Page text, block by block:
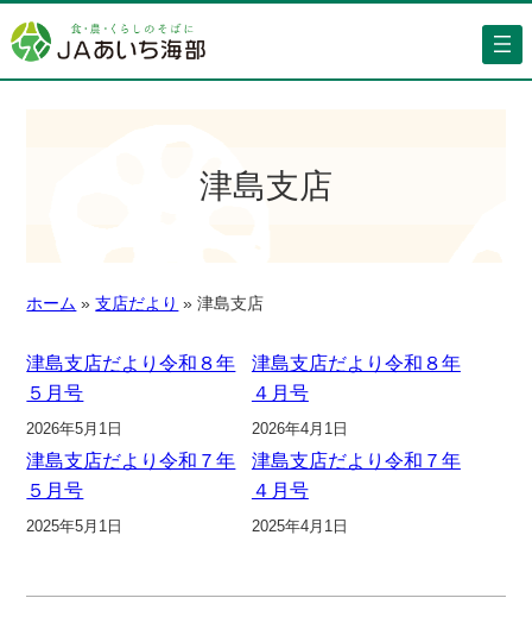
津島支店
ホーム » 支店だより » 津島支店
津島支店だより令和８年
５月号
2026年5月1日
津島支店だより令和８年
４月号
2026年4月1日
津島支店だより令和７年
５月号
2025年5月1日
津島支店だより令和７年
４月号
2025年4月1日